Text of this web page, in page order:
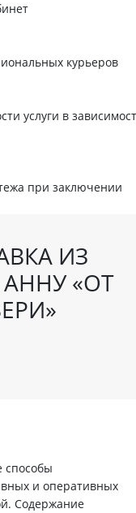
курьеров
услуги в
при заключении
ИЗ
«ОТ
и оперативных
Содержание